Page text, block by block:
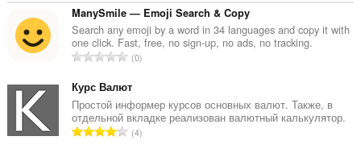
ManySmile — Emoji Search & Copy
Search any emoji by a word in 34 languages and copy it with
one click. Fast, free, no sign-up, no ads, no tracking.
T
p
l
a
m
0
Курс Валют
Простой информер курсов основных валют. Также, в
отдельной вкладке реализован валютный калькулятор.
T4